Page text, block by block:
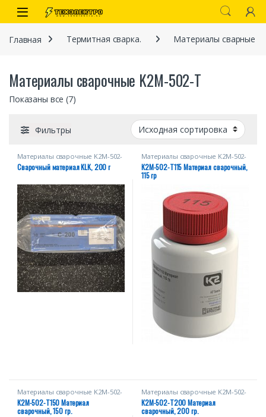
Перейти к навигации
перейти к содержанию
Open
Главная Термитная сварка. Материалы сварные
Материалы сварочные K2M-502-Т
Показаны все (7)
Фильтры
Материалы сварочные K2M-502-
Т
Cварочный материал KLK, 200 г
Материалы сварочные K2M-502-
Т
К2М-502-Т115 Материал сварочный,
115 гр
Материалы сварочные K2M-502-
Т
К2М-502-Т150 Материал
сварочный, 150 гр.
Материалы сварочные K2M-502-
Т
К2М-502-Т200 Материал
сварочный, 200 гр.